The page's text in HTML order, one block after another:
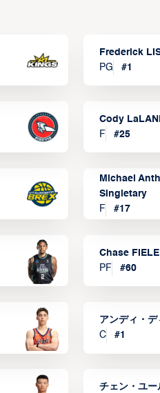
Frederick
PG
#1
Cody
F
#25
Michael
Singletary
F
#17
Chase
PF
#60
アンディ・デ
C
#1
チェン・ユー